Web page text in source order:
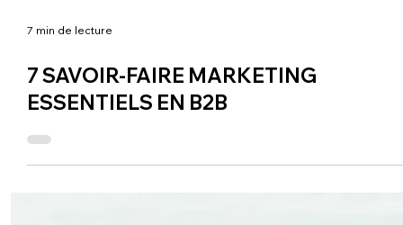
7 min de lecture
ESSENTIELS EN B2B